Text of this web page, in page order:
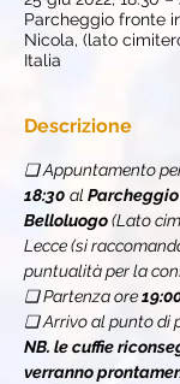
Parcheggio fronte
Nicola, (lato
Italia
Descrizione
❏ Appuntamento
18:30 al
Belloluogo (Lato
Lecce (si
puntualità per la
❏ Partenza ore
❏ Arrivo al punto di
NB. le cuffie
verranno